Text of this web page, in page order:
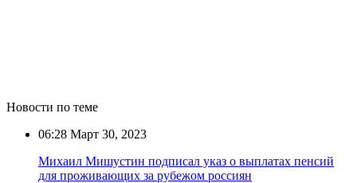
Новости по теме
06:28 Март 30, 2023
Михаил Мишустин подписал указ о выплатах пенсий
для проживающих за рубежом россиян